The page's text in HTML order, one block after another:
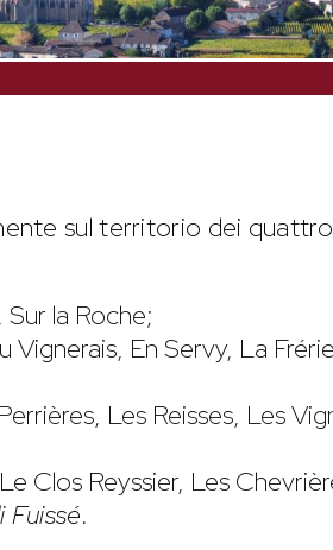
sul territorio dei quattro
la Roche;
Vignerais, En Servy, La
Les Reisses, Les
Clos Reyssier, Les